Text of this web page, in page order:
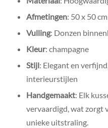
Afmetingen: 50 x 50 cm
Vulling: Donzen
Kleur: champagne
Stijl: Elegant en
interieurstijlen
Handgemaakt: Elk
vervaardigd, wat zorgt
unieke uitstraling.